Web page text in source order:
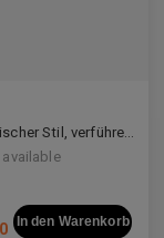
Konzenstischer Stil, verführerische Konstruktion
In den Warenkorb